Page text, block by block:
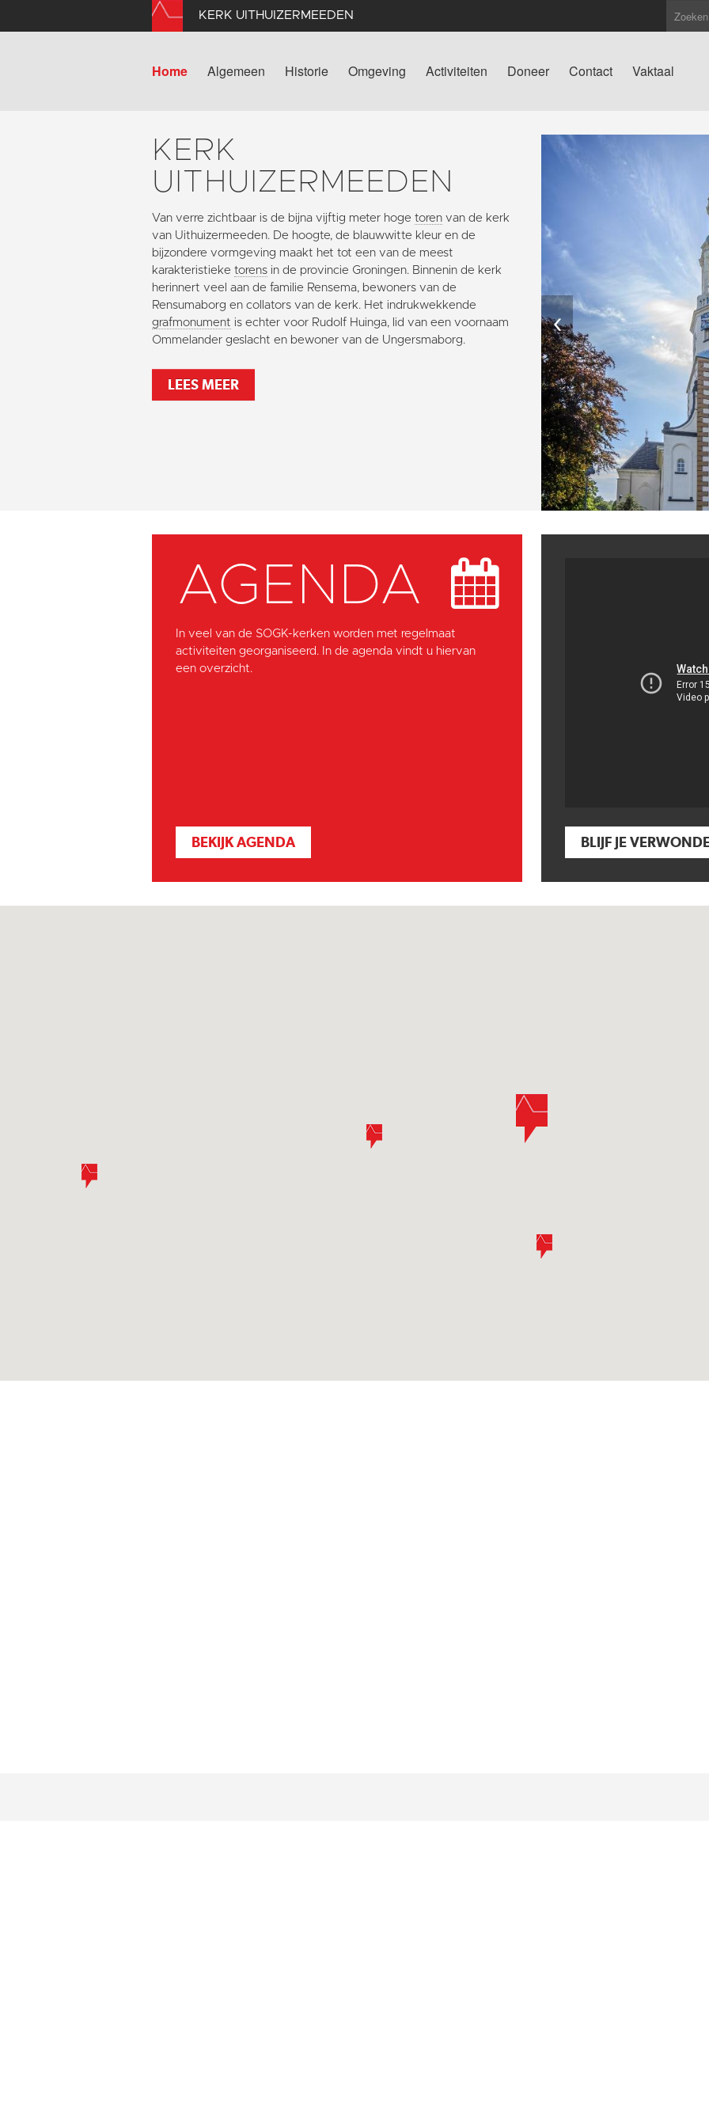
KERK UITHUIZERMEEDEN
Home Algemeen Historie Omgeving Activiteiten Doneer Contact Vaktaal
KERK
UITHUIZERMEEDEN
Van verre zichtbaar is de bijna vijftig meter hoge toren van de kerk
van Uithuizermeeden. De hoogte, de blauwwitte kleur en de
bijzondere vormgeving maakt het tot een van de meest
karakteristieke torens in de provincie Groningen. Binnenin de kerk
herinnert veel aan de familie Rensema, bewoners van de
Rensumaborg en collators van de kerk. Het indrukwekkende
grafmonument is echter voor Rudolf Huinga, lid van een voornaam
Ommelander geslacht en bewoner van de Ungersmaborg.
LEES MEER
‹
AGENDA
In veel van de SOGK-kerken worden met regelmaat
activiteiten georganiseerd. In de agenda vindt u hiervan
een overzicht.
BEKIJK AGENDA BLIJF JE